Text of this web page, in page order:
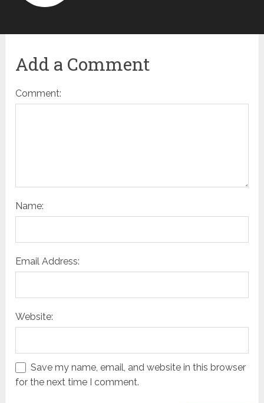
Add a Comment
Comment:
Name:
Email Address:
Website:
Save my name, email, and website in this browser
for the next time I comment.